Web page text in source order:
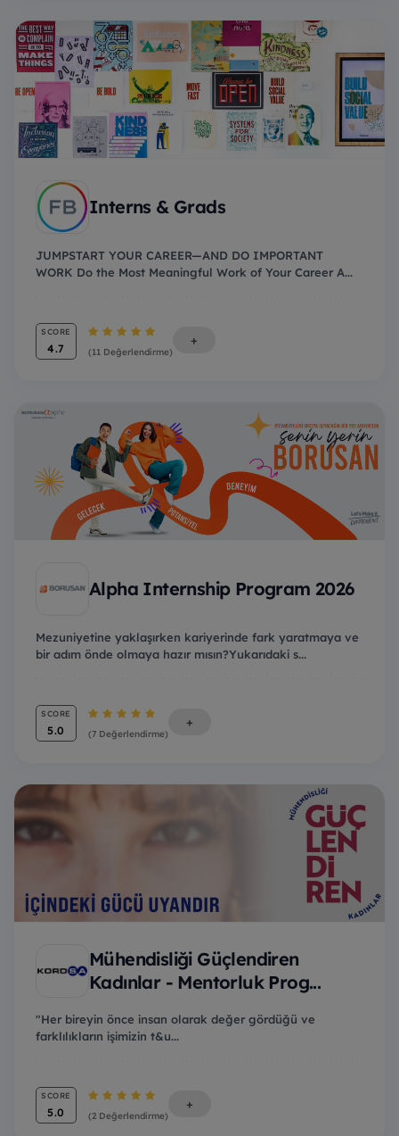
Interns & Grads
JUMPSTART YOUR CAREER—AND DO IMPORTANT
WORK Do the Most Meaningful Work of Your Career A...
SCORE
4.7 (11 Değerlendirme)
+
Alpha Internship Program 2026
Mezuniyetine yaklaşırken kariyerinde fark yaratmaya ve
bir adım önde olmaya hazır mısın?Yukarıdaki s...
SCORE
5.0 (7 Değerlendirme)
+
Mühendisliği Güçlendiren
Kadınlar - Mentorluk Prog...
"Her bireyin önce insan olarak değer gördüğü ve
farklılıkların işimizin t&u...
SCORE
5.0 (2 Değerlendirme)
+